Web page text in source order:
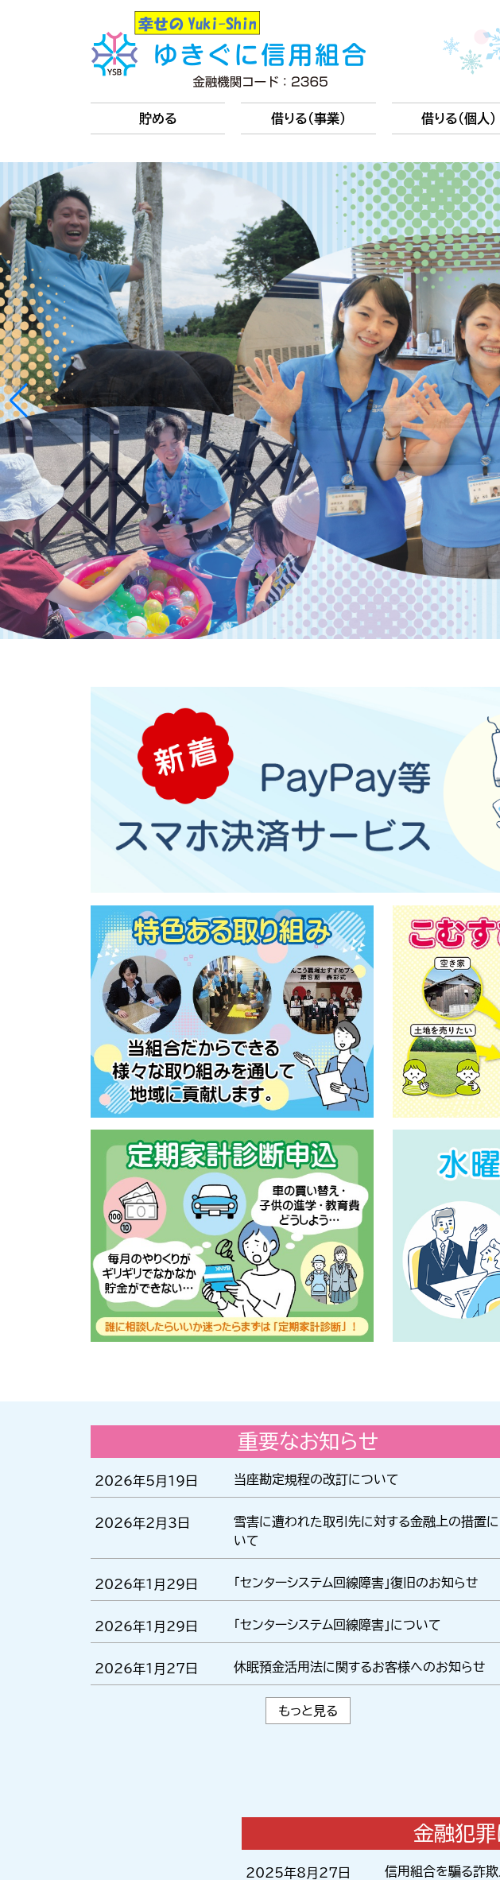
貯める 借りる(事業) 借りる(個人)
重要なお知らせ
2026年5月19日 当座勘定規程の改訂について
2026年2月3日
雪害に遭われた取引先に対する金融上の措置
いて
2026年1月29日 「センターシステム回線障害」復旧のお知らせ
2026年1月29日 「センターシステム回線障害」について
2026年1月27日 休眠預金活用法に関するお客様へのお知らせ
もっと見る
金融犯罪
2025年8月27日 信用組合を騙る詐欺